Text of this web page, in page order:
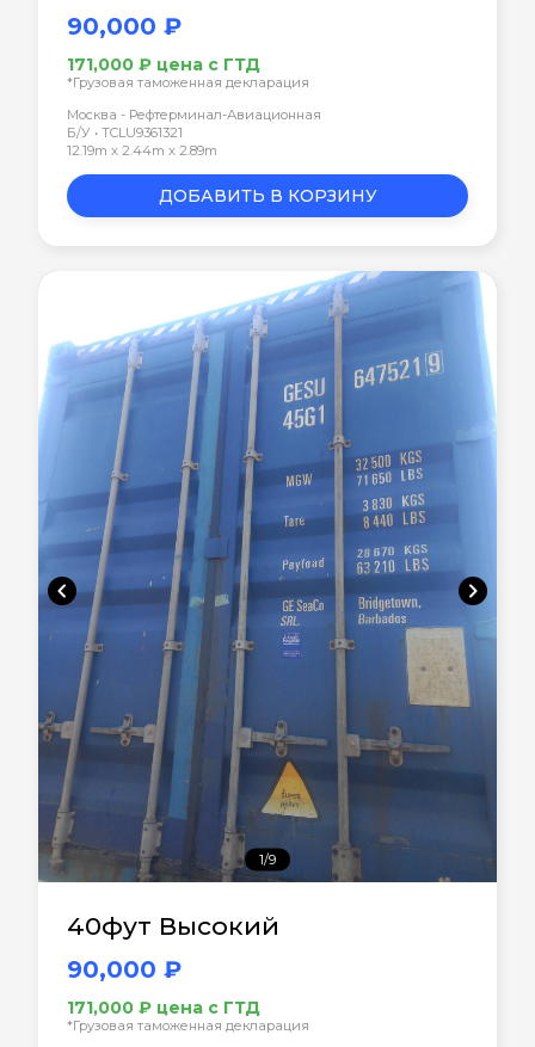
90,000 ₽
171,000 ₽ цена с ГТД
*Грузовая таможенная декларация
Москва - Рефтерминал-Авиационная
Б/У • TCLU9361321
12.19m x 2.44m x 2.89m
ДОБАВИТЬ В КОРЗИНУ
chevron_left chevron_right
1/9
40фут Высокий
90,000 ₽
171,000 ₽ цена с ГТД
*Грузовая таможенная декларация